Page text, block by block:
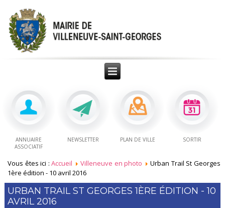
ANNUAIRE
ASSOCIATIF
NEWSLETTER PLAN DE VILLE SORTIR
Vous êtes ici :Accueil Villeneuve en photo
Urban Trail St Georges
1ère édition - 10 avril 2016
URBAN TRAIL ST GEORGES 1ÈRE ÉDITION - 10
AVRIL 2016